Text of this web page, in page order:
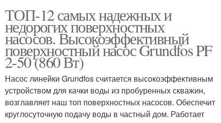
ТОП-12 самых надежных и
недорогих поверхностных
насосов. Высокоэффективный
поверхностный насос Grundfos PF
2-50 (860 Вт)
Насос линейки Grundfos считается высокоэффективным
устройством для качки воды из пробуренных скважин,
возглавляет наш топ поверхностных насосов. Обеспечит
круглосуточную подачу воды в частный дом. Работает